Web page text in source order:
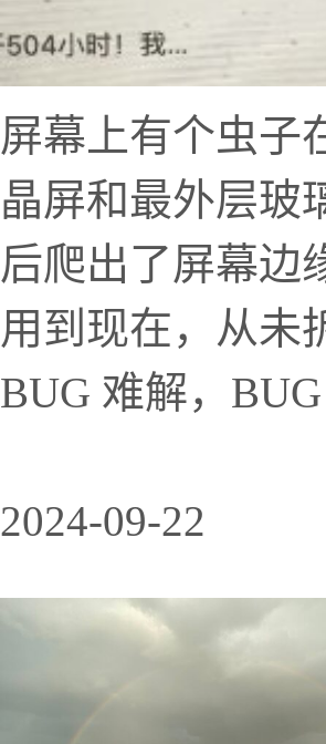
屏幕上有个虫子
晶屏和最外层玻
后爬出了屏幕边
用到现在，从未
BUG 难解，
2024-09-22